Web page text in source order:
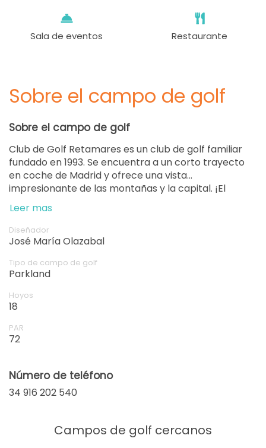
Sala de eventos Restaurante
Sobre el campo de golf
Sobre el campo de golf
Club de Golf Retamares es un club de golf familiar
fundado en 1993. Se encuentra a un corto trayecto
en coche de Madrid y ofrece una vista
impresionante de las montañas y la capital. ¡El
campo se sometió a una reciente renovación que lo
hace aún más atractivo para los golfistas de todos
los niveles!
Leer mas
Diseñador
José María Olazabal
Tipo de campo de golf
Parkland
Hoyos
18
PAR
72
Número de teléfono
34 916 202 540
Campos de golf cercanos